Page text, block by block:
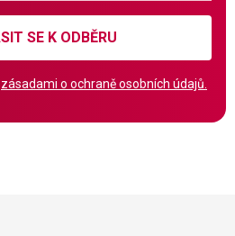
SE K ODBĚRU
zásadami o ochraně osobních údajů.